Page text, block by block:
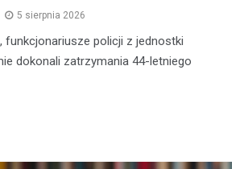
5 sierpnia 2026
funkcjonariusze policji z jednostki
dokonali zatrzymania 44-letniego